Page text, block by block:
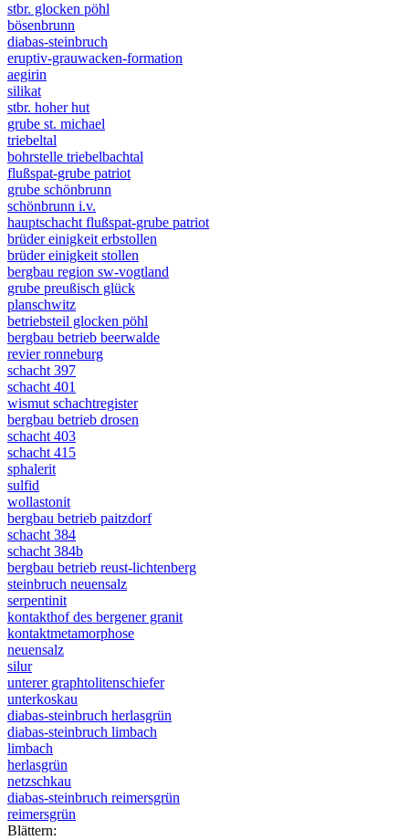
stbr. glocken pöhl
bösenbrunn
diabas-steinbruch
eruptiv-grauwacken-formation
aegirin
silikat
stbr. hoher hut
grube st. michael
triebeltal
bohrstelle triebelbachtal
flußspat-grube patriot
grube schönbrunn
schönbrunn i.v.
hauptschacht flußspat-grube patriot
brüder einigkeit erbstollen
brüder einigkeit stollen
bergbau region sw-vogtland
grube preußisch glück
planschwitz
betriebsteil glocken pöhl
bergbau betrieb beerwalde
revier ronneburg
schacht 397
schacht 401
wismut schachtregister
bergbau betrieb drosen
schacht 403
schacht 415
sphalerit
sulfid
wollastonit
bergbau betrieb paitzdorf
schacht 384
schacht 384b
bergbau betrieb reust-lichtenberg
steinbruch neuensalz
serpentinit
kontakthof des bergener granit
kontaktmetamorphose
neuensalz
silur
unterer graphtolitenschiefer
unterkoskau
diabas-steinbruch herlasgrün
diabas-steinbruch limbach
limbach
herlasgrün
netzschkau
diabas-steinbruch reimersgrün
reimersgrün
Blättern: